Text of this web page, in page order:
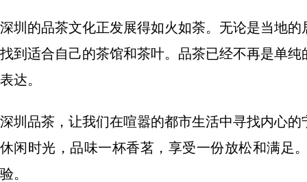
深圳的品茶文化正发展得如火如荼。无论是当地
找到适合自己的茶馆和茶叶。品茶已经不再是单
表达。
深圳品茶，让我们在喧嚣的都市生活中寻找内心
休闲时光，品味一杯香茗，享受一份放松和满足
验。